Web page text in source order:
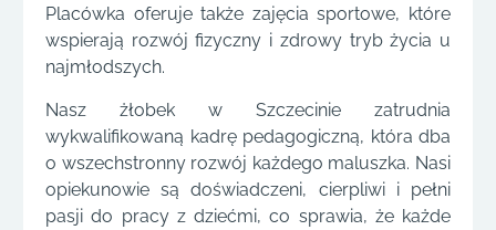
Placówka oferuje także zajęcia sportowe, które
wspierają rozwój fizyczny i zdrowy tryb życia u
najmłodszych.
Nasz żłobek w Szczecinie zatrudnia
wykwalifikowaną kadrę pedagogiczną, która dba
o wszechstronny rozwój każdego maluszka. Nasi
opiekunowie są doświadczeni, cierpliwi i pełni
pasji do pracy z dziećmi, co sprawia, że każde